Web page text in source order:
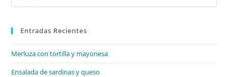
Entradas Recientes
Merluza con tortilla y mayonesa
Ensalada de sardinas y queso